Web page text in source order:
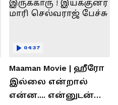
Maaman Movie | ஹீரோ
இல்லை என்றால்
என்ன.... என்னுடன்
04:37